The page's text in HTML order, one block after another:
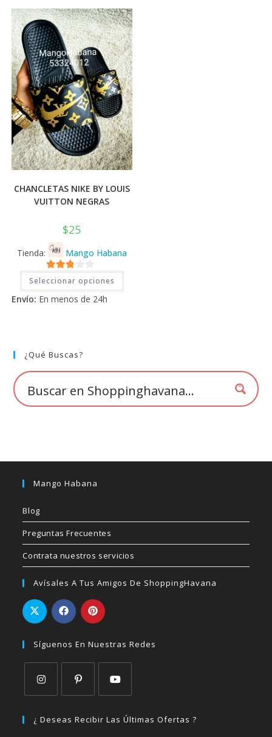
Las
opciones
se
pueden
elegir
en
la
página
de
producto
CHANCLETAS NIKE BY LOUIS
VUITTON NEGRAS
$25
Tienda: Mango Habana
2.71
de 5
Seleccionar opciones
Este
tiene
de
producto
Envío: En menos de 24h
¿Qué Buscas?
Mango Habana
Blog
Preguntas Frecuentes
Contrata nuestros servicios
Avísales A Tus Amigos De ShoppingHavana
Síguenos En Nuestras Redes
abre
abre
abre
¿ Deseas Recibir Las Últimas Ofertas ?